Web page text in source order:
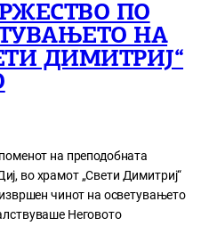
ПО
НА
ДИМИТРИЈ“
на преподобната
во храмот „Свети Димитриј“
чинот на осветувањето
Неговото